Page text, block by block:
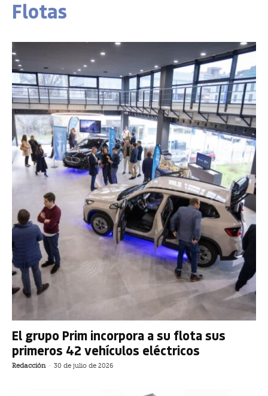
Flotas
El grupo Prim incorpora a su flota sus
primeros 42 vehículos eléctricos
Redacción - 30 de julio de 2026